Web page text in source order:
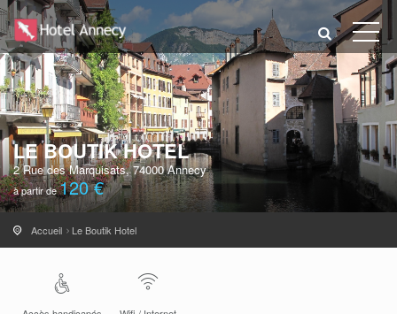
LE BOUTIK HOTEL
2 Rue des Marquisats, 74000 Annecy
à partir de120 €
Accueil Le Boutik Hotel